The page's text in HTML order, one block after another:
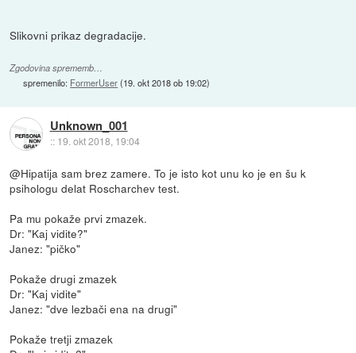
Slikovni prikaz degradacije.
Zgodovina sprememb…
spremenilo: FormerUser(19. okt 2018 ob 19:02)
Unknown_001
:: 19. okt 2018, 19:04
@Hipatija sam brez zamere. To je isto kot unu ko je en šu k
psihologu delat Roscharchev test.
Pa mu pokaže prvi zmazek.
Dr: "Kaj vidite?"
Janez: "pičko"
Pokaže drugi zmazek
Dr: "Kaj vidite"
Janez: "dve lezbači ena na drugi"
Pokaže tretji zmazek